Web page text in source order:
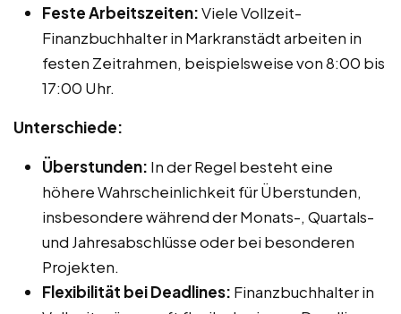
Feste Arbeitszeiten:Viele Vollzeit-
Finanzbuchhalter in Markranstädt arbeiten in
festen Zeitrahmen, beispielsweise von 8:00 bis
17:00 Uhr.
Unterschiede:
Überstunden: In der Regel besteht eine
höhere Wahrscheinlichkeit für Überstunden,
insbesondere während der Monats-, Quartals-
und Jahresabschlüsse oder bei besonderen
Projekten.
Flexibilität bei Deadlines: Finanzbuchhalter in